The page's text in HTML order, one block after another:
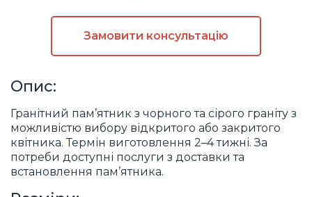
Замовити консультацію
Опис:
Гранітний пам’ятник з чорного та сірого граніту з
можливістю вибору відкритого або закритого
квітника. Термін виготовлення 2–4 тижні. За
потреби доступні послуги з доставки та
встановлення пам’ятника.